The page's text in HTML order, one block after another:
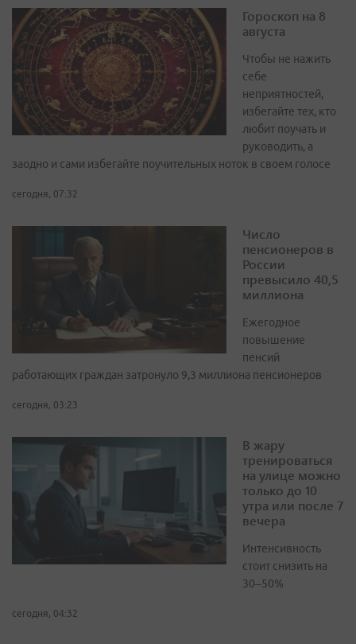
Гороскоп на 8
августа
Чтобы не нажить
себе
неприятностей,
избегайте тех, кто
любит поучать и
руководить, а
заодно и сами избегайте поучительных ноток в своем голосе
сегодня, 07:32
Число
пенсионеров в
России
превысило 40,5
миллиона
Ежегодное
повышение
пенсий
работающих граждан затронуло 9,3 миллиона пенсионеров
сегодня, 03:23
В жару
тренироваться
на улице можно
только до 10
утра или после 7
вечера
Интенсивность
стоит снизить на
30–50%
сегодня, 04:32